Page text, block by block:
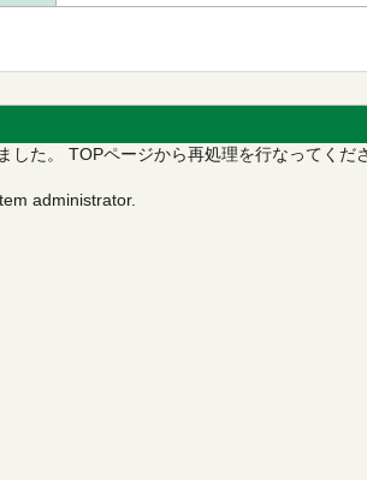
した。 TOPページから再処理を行なってくだ
administrator.